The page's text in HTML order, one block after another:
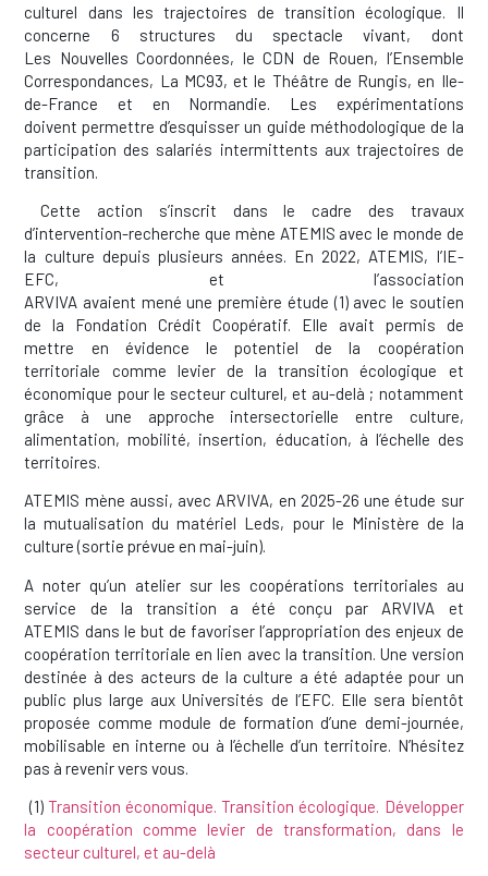
culturel dans les trajectoires de transition écologique. Il
concerne 6 structures du spectacle vivant, dont
Les Nouvelles Coordonnées, le CDN de Rouen, l’Ensemble
Correspondances, La MC93, et le Théâtre de Rungis, en Ile-
de-France et en Normandie. Les expérimentations
doivent permettre d’esquisser un guide méthodologique de la
participation des salariés intermittents aux trajectoires de
transition.
Cette action s’inscrit dans le cadre des travaux
d’intervention-recherche que mène ATEMIS avec le monde de
la culture depuis plusieurs années. En 2022, ATEMIS, l’IE-
EFC, et l’association
ARVIVA avaient mené une première étude (1) avec le soutien
de la Fondation Crédit Coopératif. Elle avait permis de
mettre en évidence le potentiel de la coopération
territoriale comme levier de la transition écologique et
économique pour le secteur culturel, et au-delà ; notamment
grâce à une approche intersectorielle entre culture,
alimentation, mobilité, insertion, éducation, à l’échelle des
territoires.
ATEMIS mène aussi, avec ARVIVA, en 2025-26 une étude sur
la mutualisation du matériel Leds, pour le Ministère de la
culture (sortie prévue en mai-juin).
A noter qu’un atelier sur les coopérations territoriales au
service de la transition a été conçu par ARVIVA et
ATEMIS dans le but de favoriser l’appropriation des enjeux de
coopération territoriale en lien avec la transition. Une version
destinée à des acteurs de la culture a été adaptée pour un
public plus large aux Universités de l’EFC. Elle sera bientôt
proposée comme module de formation d’une demi-journée,
mobilisable en interne ou à l’échelle d’un territoire. N’hésitez
pas à revenir vers vous.
(1) Transition économique. Transition écologique. Développer
la coopération comme levier de transformation, dans le
secteur culturel, et au-delà